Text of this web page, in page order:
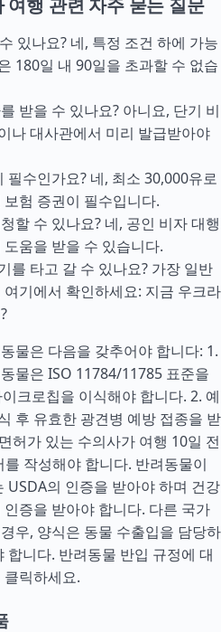
행 관련 자주 묻는 질문
있나요? 네, 특정 조건 하에 가능
180일 내 90일을 초과할 수 없습
받을 수 있나요? 아니요, 단기 비
나 대사관에서 미리 발급받아야
필수인가요? 네, 최소 30,000유로
험 증권이 필수입니다.
할 수 있나요? 네, 공인 비자 대행
움을 받을 수 있습니다.
를 타고 갈 수 있나요? 가장 일반
기에서 확인하세요: 지금 우크라
물은 다음을 갖추어야 합니다: 1.
물은 ISO 11784/11785 표준을
크로칩을 이식해야 합니다. 2. 예
후 유효한 광견병 예방 접종을 받
허가 있는 수의사가 여행 10일 전
작성해야 합니다. 반려동물이
USDA의 인증을 받아야 하며 건강
증을 받아야 합니다. 다른 국가
우, 양식은 동물 수출입을 담당하
니다. 반려동물 반입 규정에 대
릭하세요.